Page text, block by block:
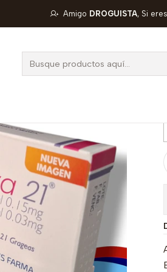
Amigo DROGUISTA, Si
ACTIVA 21 X 21 TAB-